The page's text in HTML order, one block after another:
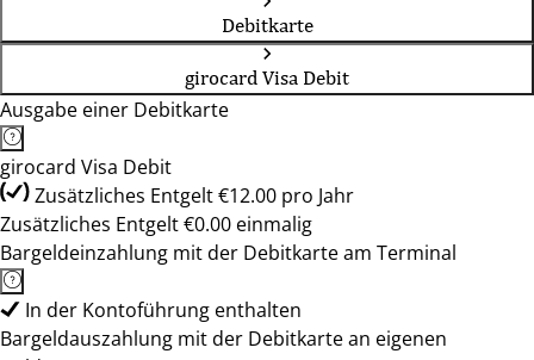
Debitkarte
girocard Visa Debit
Ausgabe einer Debitkarte
girocard Visa Debit
Zusätzliches Entgelt €12.00 pro Jahr
Zusätzliches Entgelt €0.00 einmalig
Bargeldeinzahlung mit der Debitkarte am Terminal
In der Kontoführung enthalten
Bargeldauszahlung mit der Debitkarte an eigenen